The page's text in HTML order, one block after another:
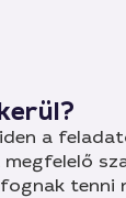
a
tenni